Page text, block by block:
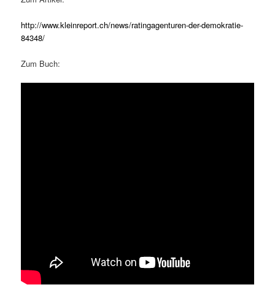
http://www.kleinreport.ch/news/ratingagenturen-der-demokratie-
84348/
Zum Buch: